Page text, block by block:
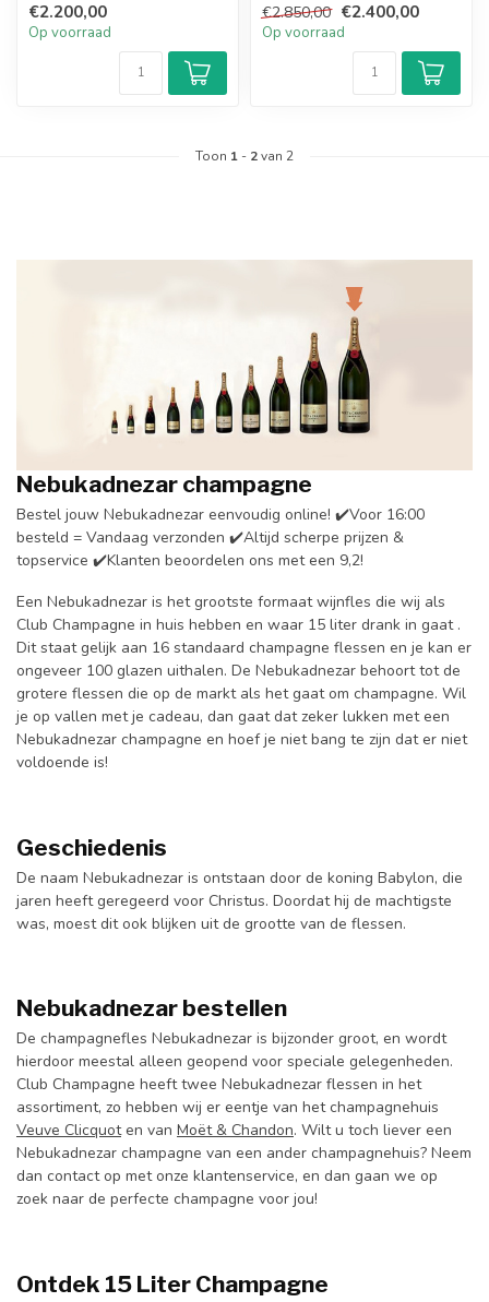
met een fijne...
€2.200,00
Op voorraad
heerlijke champagne en
heef...
€2.850,00 €2.400,00
Op voorraad
Toon 1 - 2van 2
Nebukadnezar champagne
Bestel jouw Nebukadnezar eenvoudig online! ✔️Voor 16:00
besteld = Vandaag verzonden ✔️Altijd scherpe prijzen &
topservice ✔️Klanten beoordelen ons met een 9,2!
Een Nebukadnezar is het grootste formaat wijnfles die wij als
Club Champagne in huis hebben en waar 15 liter drank in gaat .
Dit staat gelijk aan 16 standaard champagne flessen en je kan er
ongeveer 100 glazen uithalen. De Nebukadnezar behoort tot de
grotere flessen die op de markt als het gaat om champagne. Wil
je op vallen met je cadeau, dan gaat dat zeker lukken met een
Nebukadnezar champagne en hoef je niet bang te zijn dat er niet
voldoende is!
Geschiedenis
De naam Nebukadnezar is ontstaan door de koning Babylon, die
jaren heeft geregeerd voor Christus. Doordat hij de machtigste
was, moest dit ook blijken uit de grootte van de flessen.
Nebukadnezar bestellen
De champagnefles Nebukadnezar is bijzonder groot, en wordt
hierdoor meestal alleen geopend voor speciale gelegenheden.
Club Champagne heeft twee Nebukadnezar flessen in het
assortiment, zo hebben wij er eentje van het champagnehuis
Veuve Clicquoten van Moët & Chandon. Wilt u toch liever een
Nebukadnezar champagne van een ander champagnehuis? Neem
dan contact op met onze klantenservice, en dan gaan we op
zoek naar de perfecte champagne voor jou!
Ontdek 15 Liter Champagne